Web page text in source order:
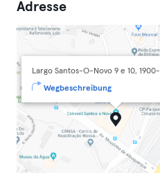
Adresse
Largo Santos-O-Novo 9 e 10,
Wegbeschreibung